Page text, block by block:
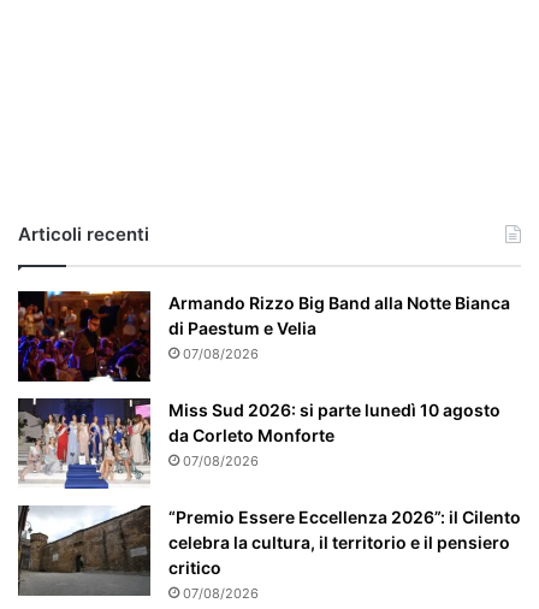
e
p
a
r
t
i
c
o
l
a
r
m
e
n
Articoli recenti
Armando Rizzo Big Band alla Notte Bianca
di Paestum e Velia
07/08/2026
Miss Sud 2026: si parte lunedì 10 agosto
da Corleto Monforte
07/08/2026
“Premio Essere Eccellenza 2026”: il Cilento
celebra la cultura, il territorio e il pensiero
critico
07/08/2026